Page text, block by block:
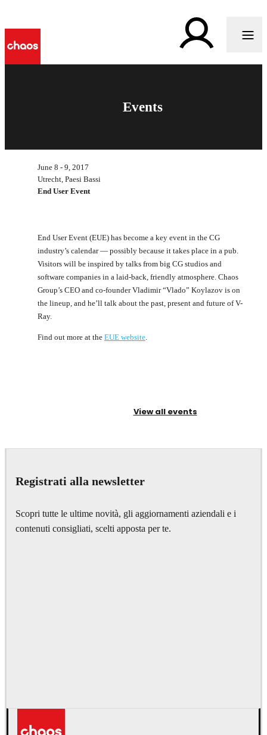
Events
June 8 - 9, 2017
Utrecht, Paesi Bassi
End User Event
End User Event (EUE) has become a key event in the CG
industry’s calendar — possibly because it takes place in a pub.
Visitors will be inspired by talks from big CG studios and
software companies in a laid-back, friendly atmosphere. Chaos
Group’s CEO and co-founder Vladimir “Vlado” Koylazov is on
the lineup, and he’ll talk about the past, present and future of V-
Ray.
Find out more at the EUE website
View all events
Registrati alla newsletter
Scopri tutte le ultime novità, gli aggiornamenti aziendali e i
contenuti consigliati, scelti apposta per te.